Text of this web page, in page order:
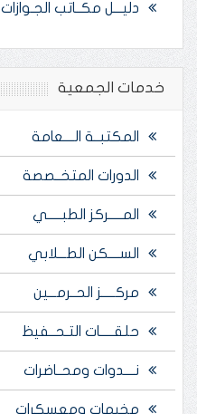
دليـــل مكــاتب الجـوازات
خدمات الجمعية
المكتبــة الــــعامة
الدورات المتخــصصة
المـــــركز الطبـــــي
الســــكن الطـــلابي
مركـــــز الحــرمـــين
حلقـــــات التـحــفيظ
نــــدوات ومحــاضرات
مخيمات ومعسكرات